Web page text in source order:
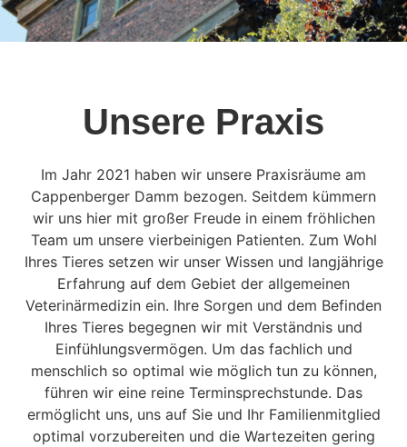
Unsere Praxis
Im Jahr 2021 haben wir unsere Praxisräume am
Cappenberger Damm bezogen. Seitdem kümmern
wir uns hier mit großer Freude in einem fröhlichen
Team um unsere vierbeinigen Patienten. Zum Wohl
Ihres Tieres setzen wir unser Wissen und langjährige
Erfahrung auf dem Gebiet der allgemeinen
Veterinärmedizin ein. Ihre Sorgen und dem Befinden
Ihres Tieres begegnen wir mit Verständnis und
Einfühlungsvermögen. Um das fachlich und
menschlich so optimal wie möglich tun zu können,
führen wir eine reine Terminsprechstunde. Das
ermöglicht uns, uns auf Sie und Ihr Familienmitglied
optimal vorzubereiten und die Wartezeiten gering